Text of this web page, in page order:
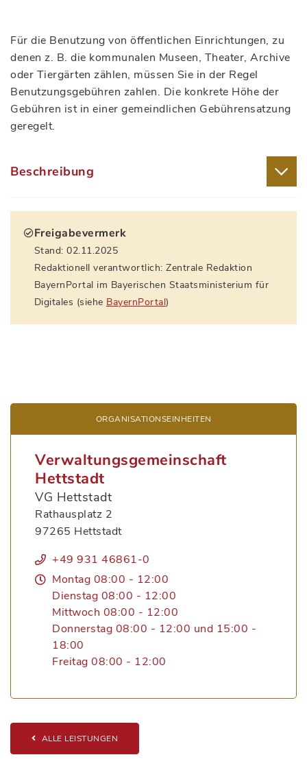
Für die Benutzung von öffentlichen Einrichtungen, zu
denen z. B. die kommunalen Museen, Theater, Archive
oder Tiergärten zählen, müssen Sie in der Regel
Benutzungsgebühren zahlen. Die konkrete Höhe der
Gebühren ist in einer gemeindlichen Gebührensatzung
geregelt.
Beschreibung
Freigabevermerk
Stand: 02.11.2025
Redaktionell verantwortlich: Zentrale Redaktion
BayernPortal im Bayerischen Staatsministerium für
Digitales (siehe BayernPortal)
ORGANISATIONS­EINHEITEN
Verwaltungsgemeinschaft
Hettstadt
VG Hettstadt
Rathausplatz 2
97265 Hettstadt
+49 931 46861-0
Montag 08:00 - 12:00
Dienstag 08:00 - 12:00
Mittwoch 08:00 - 12:00
Donnerstag 08:00 - 12:00 und 15:00 -
18:00
Freitag 08:00 - 12:00
ALLE LEISTUNGEN